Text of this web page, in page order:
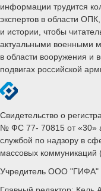
информации трудится
экспертов в области
и истории, чтобы
актуальными военными
в области вооружения и
подвигах российской
Свидетельство о
№ ФС 77- 70815 от «30»
службой по надзору в
массовых коммуникаций
Учредитель ООО "ГИФА"